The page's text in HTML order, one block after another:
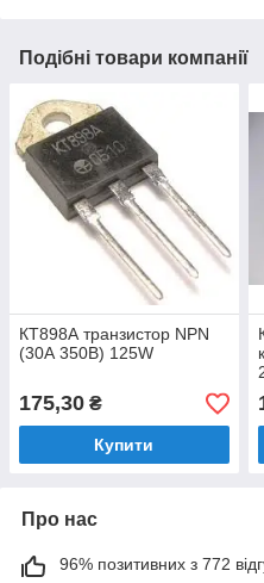
Подібні товари компанії
КТ898А транзистор NPN
(30А 350В) 125W
175,30 ₴
Купити
Про нас
96% позитивних з 772